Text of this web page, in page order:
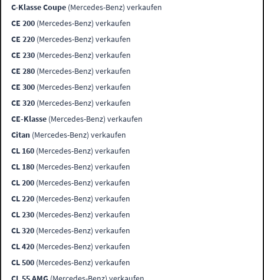
C-Klasse Coupe (Mercedes-Benz) verkaufen
CE 200 (Mercedes-Benz) verkaufen
CE 220 (Mercedes-Benz) verkaufen
CE 230 (Mercedes-Benz) verkaufen
CE 280 (Mercedes-Benz) verkaufen
CE 300 (Mercedes-Benz) verkaufen
CE 320 (Mercedes-Benz) verkaufen
CE-Klasse (Mercedes-Benz) verkaufen
Citan (Mercedes-Benz) verkaufen
CL 160 (Mercedes-Benz) verkaufen
CL 180 (Mercedes-Benz) verkaufen
CL 200 (Mercedes-Benz) verkaufen
CL 220 (Mercedes-Benz) verkaufen
CL 230 (Mercedes-Benz) verkaufen
CL 320 (Mercedes-Benz) verkaufen
CL 420 (Mercedes-Benz) verkaufen
CL 500 (Mercedes-Benz) verkaufen